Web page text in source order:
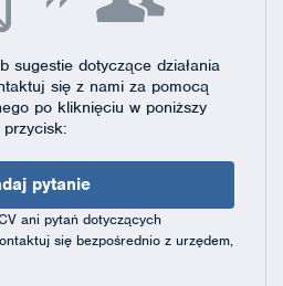
sugestie dotyczące działania
się z nami za pomocą
po kliknięciu w poniższy
przycisk:
pytanie
ani pytań dotyczących
się bezpośrednio z urzędem,